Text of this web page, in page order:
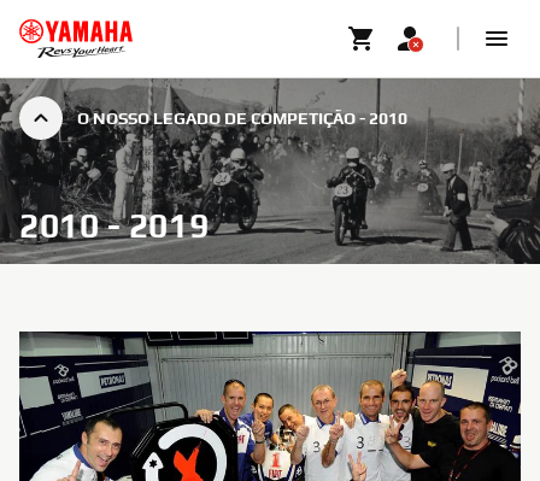
O NOSSO LEGADO DE COMPETIÇÃO - 2010
2010 - 2019